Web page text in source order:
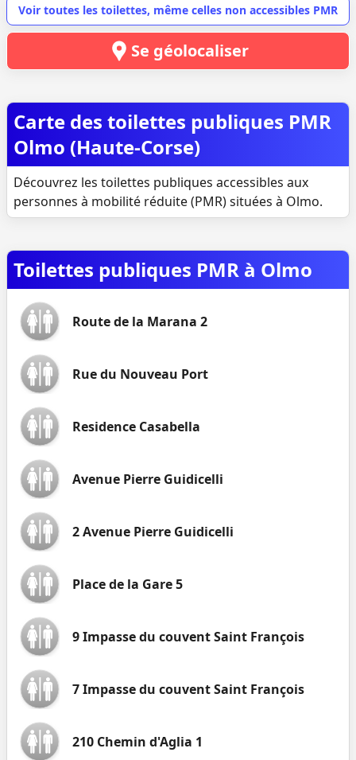
Voir toutes les toilettes, même celles non accessibles PMR
Se géolocaliser
Carte des toilettes publiques PMR
Olmo (Haute-Corse)
Découvrez les toilettes publiques accessibles aux
personnes à mobilité réduite (PMR) situées à Olmo.
Toilettes publiques PMR à Olmo
Route de la Marana 2
Rue du Nouveau Port
Residence Casabella
Avenue Pierre Guidicelli
2 Avenue Pierre Guidicelli
Place de la Gare 5
9 Impasse du couvent Saint François
7 Impasse du couvent Saint François
210 Chemin d'Aglia 1